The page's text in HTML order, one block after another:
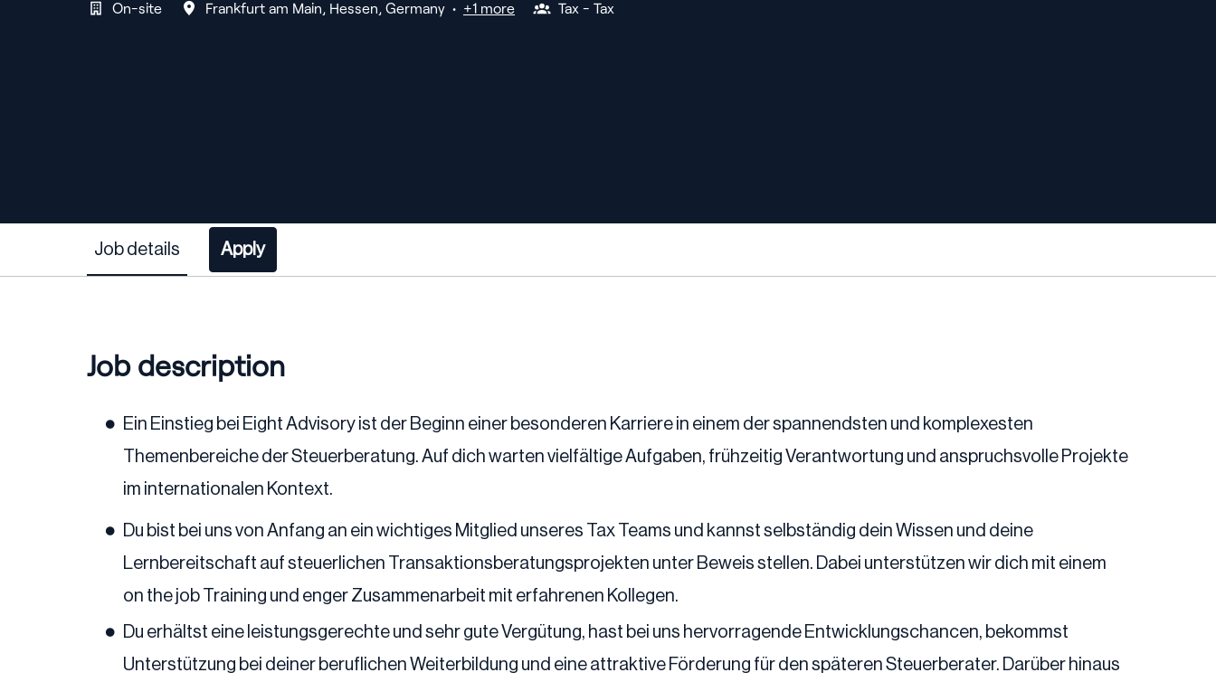
On-site Frankfurt am Main, Hessen, Germany • +1 more Tax - Tax
Job details Apply
Job description
Ein Einstieg bei Eight Advisory ist der Beginn einer besonderen Karriere in einem der spannendsten und komplexesten
Themenbereiche der Steuerberatung. Auf dich warten vielfältige Aufgaben, frühzeitig Verantwortung und anspruchsvolle Projekte
im internationalen Kontext.
Du bist bei uns von Anfang an ein wichtiges Mitglied unseres Tax Teams und kannst selbständig dein Wissen und deine
Lernbereitschaft auf steuerlichen Transaktionsberatungsprojekten unter Beweis stellen. Dabei unterstützen wir dich mit einem
on the job Training und enger Zusammenarbeit mit erfahrenen Kollegen.
Du erhältst eine leistungsgerechte und sehr gute Vergütung, hast bei uns hervorragende Entwicklungschancen, bekommst
Unterstützung bei deiner beruflichen Weiterbildung und eine attraktive Förderung für den späteren Steuerberater. Darüber hinaus